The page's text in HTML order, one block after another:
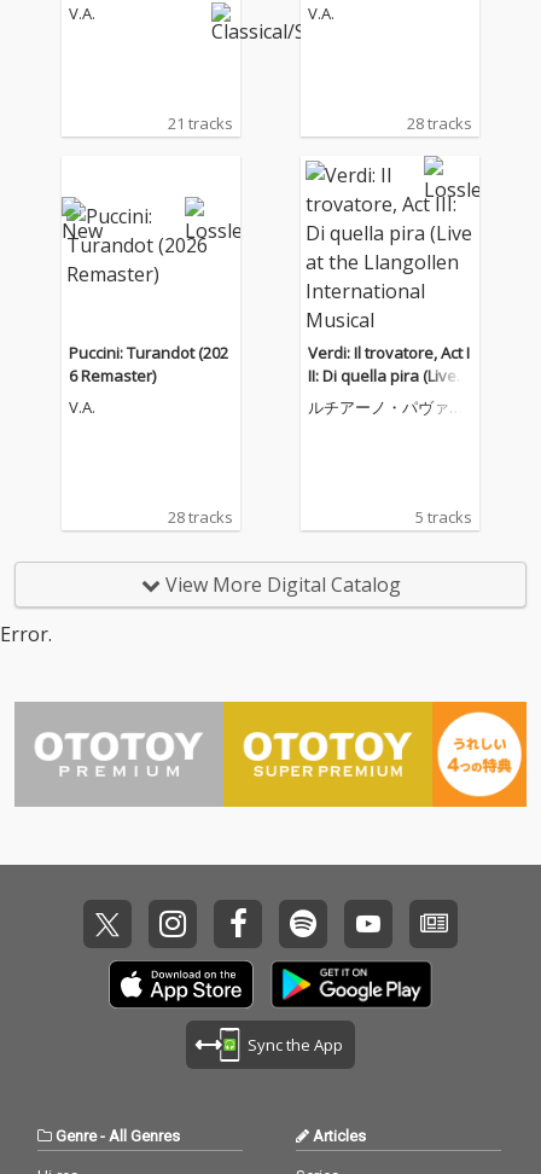
V.A.
21 tracks
V.A.
28 tracks
Puccini: Turandot (202
6 Remaster)
V.A.
28 tracks
Verdi: Il trovatore, Act I
II: Di quella pira (Live a
t the Llangollen Intern
ational Musical Eisted
ルチアーノ・パヴァロ
5 tracks
View More Digital Catalog
Error.
Sync the App
Genre- All Genres Articles